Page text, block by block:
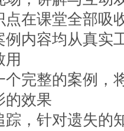
点在课堂全部吸
例内容均从真实
用
个完整的案例，
的效果
踪，针对遗失的